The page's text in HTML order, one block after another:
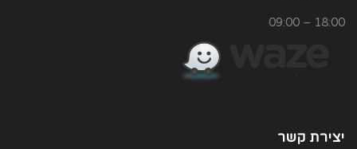
18:00 – 09:00
יצירת קשר